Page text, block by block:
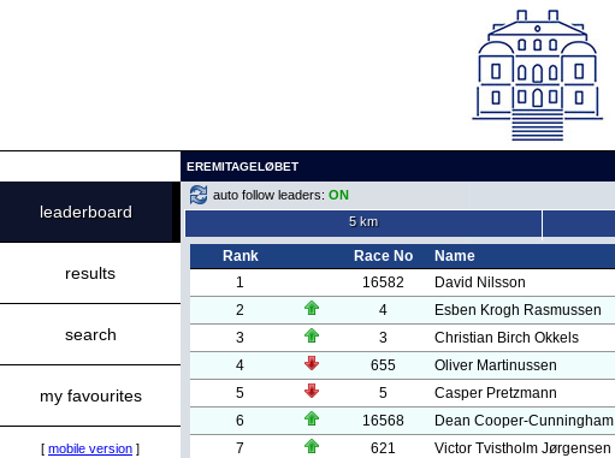
EREMITAGELØBET
leaderboard
results
search
my favourites
[ mobile version ]
auto follow leaders: ON
5 km
Rank Race No Name
1
16582 David Nilsson
2
4 Esben Krogh Rasmussen
3
3 Christian Birch Okkels
4
655 Oliver Martinussen
5
5 Casper Pretzmann
6
16568 Dean Cooper-Cunningham
7
621 Victor Tvistholm Jørgensen